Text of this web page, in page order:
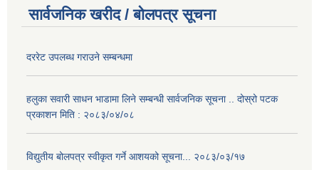
सार्वजनिक खरीद / बोलपत्र सूचना
दररेट उपलब्ध गराउने सम्बन्धमा
हलुका सवारी साधन भाडामा लिने सम्बन्धी सार्वजनिक सूचना .. दोस्रो पटक
प्रकाशन मिति : २०८३/०४/०८
विद्युतीय बोलपत्र स्वीकृत गर्ने आशयको सूचना... २०८३/०३/१७